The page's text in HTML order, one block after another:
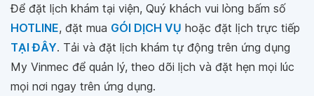
Để đặt lịch khám tại viện, Quý khách vui lòng bấm số
HOTLINE, đặt mua GÓI DỊCH VỤ hoặc đặt lịch trực tiếp
TẠI ĐÂY. Tải và đặt lịch khám tự động trên ứng dụng
My Vinmec để quản lý, theo dõi lịch và đặt hẹn mọi lúc
mọi nơi ngay trên ứng dụng.